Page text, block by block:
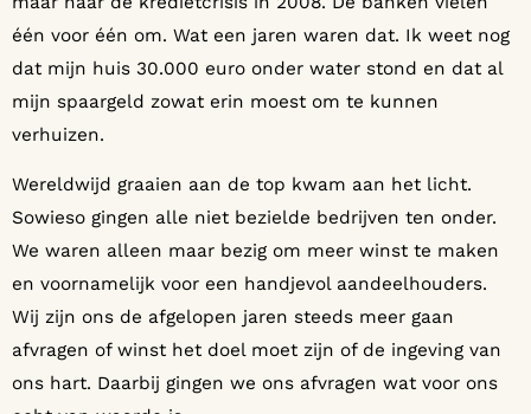
één voor één om. Wat een jaren waren dat. Ik weet nog
dat mijn huis 30.000 euro onder water stond en dat al
mijn spaargeld zowat erin moest om te kunnen
verhuizen.
Wereldwijd graaien aan de top kwam aan het licht.
Sowieso gingen alle niet bezielde bedrijven ten onder.
We waren alleen maar bezig om meer winst te maken
en voornamelijk voor een handjevol aandeelhouders.
Wij zijn ons de afgelopen jaren steeds meer gaan
afvragen of winst het doel moet zijn of de ingeving van
ons hart. Daarbij gingen we ons afvragen wat voor ons